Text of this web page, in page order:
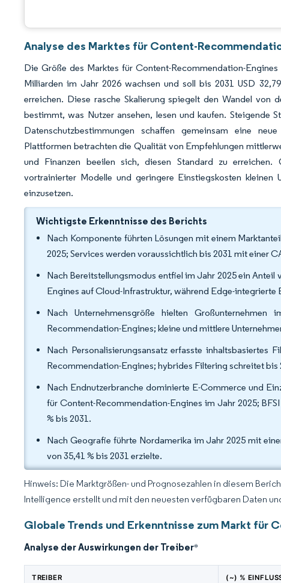
Analyse des Marktes für Content-
Die Größe des Marktes für Content-Recommendation-
Milliarden im Jahr 2026 wachsen und soll bis 2031 USD
erreichen. Diese rasche Skalierung spiegelt den Wandel von
bestimmt, was Nutzer ansehen, lesen und kaufen. Steigende
Datenschutzbestimmungen schaffen gemeinsam eine
Plattformen betrachten die Qualität von Empfehlungen
und Finanzen beeilen sich, diesen Standard zu erreichen.
vortrainierter Modelle und geringere Einstiegskosten kleinen
einzusetzen.
Wichtigste Erkenntnisse des Berichts
Nach Komponente führten Lösungen mit einem
2025; Services werden voraussichtlich bis 2031 mit einer
Nach Bereitstellungsmodus entfiel im Jahr 2025 ein
Engines auf Cloud-Infrastruktur, während Edge-integrierte
Nach Unternehmensgröße hielten
Recommendation-Engines; kleine und mittlere
Nach Personalisierungsansatz erfasste
Recommendation-Engines; hybrides Filtering schreitet bis
Nach Endnutzerbranche dominierte E-Commerce und
für Content-Recommendation-Engines im Jahr 2025;
% bis 2031.
Nach Geografie führte Nordamerika im Jahr 2025 mit
von 35,41 % bis 2031 erzielte.
Hinweis: Die Marktgrößen- und Prognosezahlen in diesem
Intelligence erstellt und mit den neuesten verfügbaren Daten
Globale Trends und Erkenntnisse zum Markt für
Analyse der Auswirkungen der Treiber*
TREIBER
(~) %